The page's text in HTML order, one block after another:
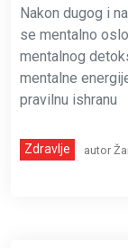
Nakon dugog i
se mentalno
mentalnog
mentalne
pravilnu ishranu
Zdravlje autor